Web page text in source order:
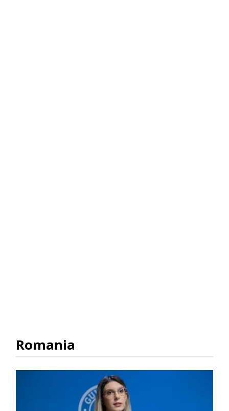
Romania